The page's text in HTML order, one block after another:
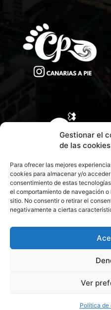
Gestionar el
de las cookies
Para ofrecer las mejores
cookies para almacenar y/o
consentimiento de estas
el comportamiento de navegación
sitio. No consentir o retirar el
negativamente a ciertas
Ver
Política de
CONTACTA CON NOSOTROS
© 2026 Todos los